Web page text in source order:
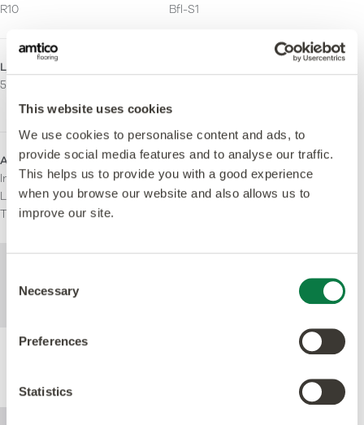
This website uses cookies
We use cookies to personalise content and ads, to
provide social media features and to analyse our traffic.
This helps us to provide you with a good experience
when you browse our website and also allows us to
improve our site.
Selection
Necessary
Preferences
Statistics
R10
Bfl-S1
Ljusreflektionsvärde (Y)
55
Användningsområde
Inhemsk
Lätt kommersiell
Tung Kommersiell
produkt, se specifikationsdokumentet som